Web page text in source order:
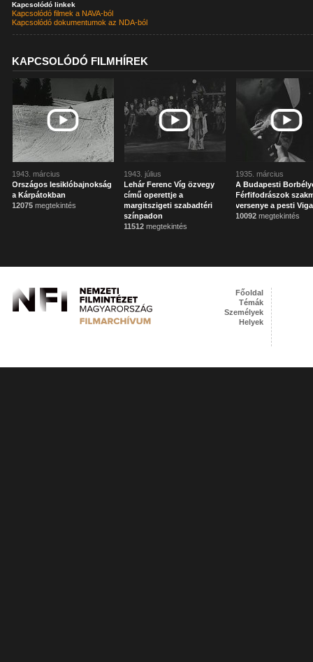
Kapcsolódó linkek
Kapcsolódó filmek a NAVA-ból
Kapcsolódó dokumentumok az NDA-ból
KAPCSOLÓDÓ FILMHÍREK
1943. március
Országos lesiklóbajnokság
a Kárpátokban
12075 megtekintés
1943. július
Lehár Ferenc Víg özvegy
című operettje a
margitszigeti szabadtéri
színpadon
11512 megtekintés
1935. március
A Budapesti
Férfifodrászok
versenye a pesti
10092 megtekintés
Főoldal
Témák
Személyek
Helyek